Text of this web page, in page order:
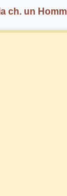
ch. un